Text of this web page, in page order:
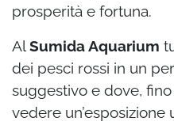
prosperità e fortuna.
AlSumida Aquarium
dei pesci rossi in un
suggestivo e dove,
vedere un’esposizione